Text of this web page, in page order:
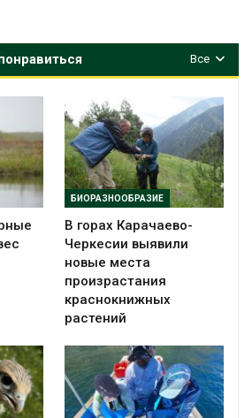
Все
БИОРАЗНООБРАЗИЕ
В горах Карачаево-
Черкесии выявили
новые места
произрастания
краснокнижных
растений